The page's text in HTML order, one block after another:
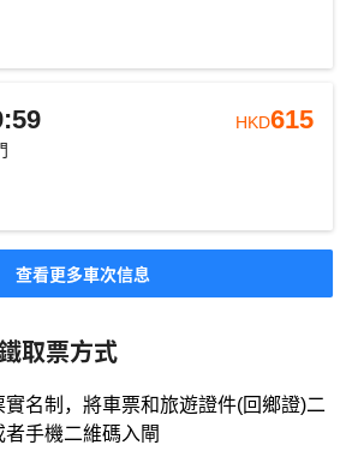
HKD615
查看更多車次信息
取票方式
名制，將車票和旅遊證件(回鄉證)二
手機二維碼入閘